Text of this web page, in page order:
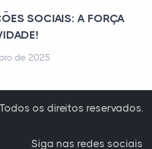
SOCIAIS: A FORÇA
de 2025
os direitos reservados.
Siga nas redes sociais